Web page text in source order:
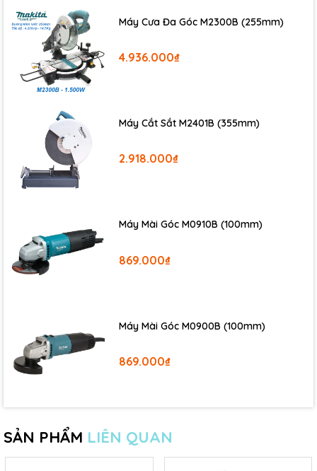
Máy Cưa Đa Góc M2300B (255mm)
4.936.000₫
Máy Cắt Sắt M2401B (355mm)
2.918.000₫
Máy Mài Góc M0910B (100mm)
869.000₫
Máy Mài Góc M0900B (100mm)
869.000₫
SẢN PHẨM LIÊN QUAN